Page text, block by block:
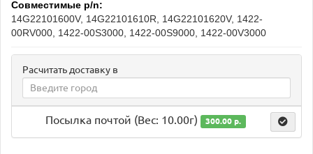
Совместимые p/n:
14G22101600V, 14G22101610R, 14G22101620V, 1422-
00RV000, 1422-00S3000, 1422-00S9000, 1422-00V3000
Расчитать доставку в
Посылка почтой (Вес: 10.00г) 300.00 р.